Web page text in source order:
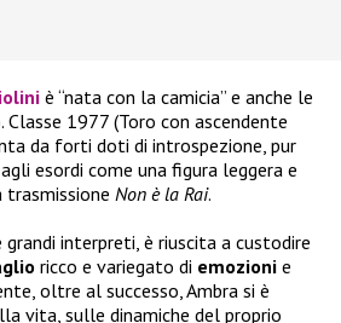
è “nata con la camicia” e anche le
1977 (Toro con ascendente
da forti doti di introspezione, pur
esordi come una figura leggera e
trasmissione Non è la Rai.
interpreti, è riuscita a custodire
ricco e variegato di emozioni e
oltre al successo, Ambra si è
vita, sulle dinamiche del proprio